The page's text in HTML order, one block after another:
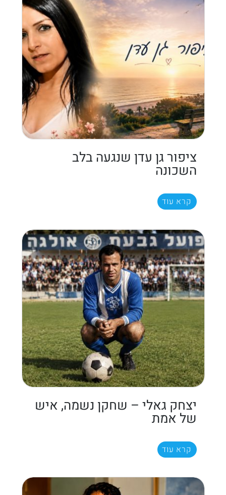
ציפור גן עדן שנגעה בלב
השכונה
קרא עוד
יצחק גאלי – שחקן נשמה, איש
של אמת
קרא עוד